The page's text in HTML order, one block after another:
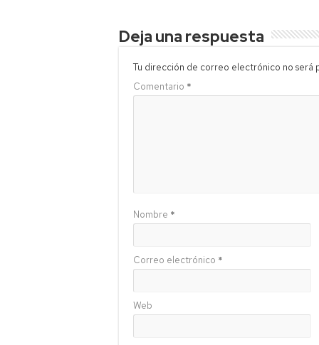
Deja una respuesta
Tu dirección de correo electrónico no será
Comentario *
Nombre *
Correo electrónico *
Web